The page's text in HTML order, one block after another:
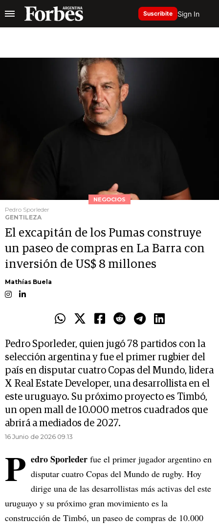
Suscribite Sign In
NEGOCIOS
Pedro Sporleder
GENTILEZA
El excapitán de los Pumas construye
un paseo de compras en La Barra con
inversión de US$ 8 millones
Mathías Buela
Pedro Sporleder, quien jugó 78 partidos con la
selección argentina y fue el primer rugbier del
país en disputar cuatro Copas del Mundo, lidera
X Real Estate Developer, una desarrollista en el
este uruguayo. Su próximo proyecto es Timbó,
un open mall de 10.000 metros cuadrados que
abrirá a mediados de 2027.
16 Junio de 2026 09.13
P edro Sporleder fue el primer jugador argentino en
disputar cuatro Copas del Mundo de rugby. Hoy
dirige una de las desarrollistas más activas del este
uruguayo y su próximo gran movimiento es la
construcción de Timbó, un paseo de compras de 10.000